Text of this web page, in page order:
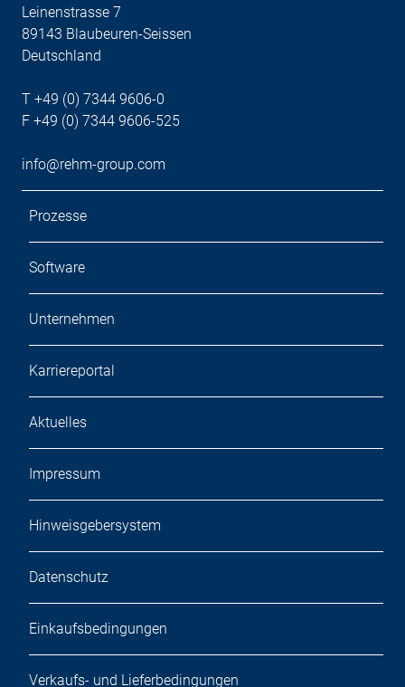
Leinenstrasse 7
89143 Blaubeuren-Seissen
Deutschland
T +49 (0) 7344 9606-0
F +49 (0) 7344 9606-525
info@rehm-group.com
Prozesse
Software
Unternehmen
Karriereportal
Aktuelles
Impressum
Hinweisgebersystem
Datenschutz
Einkaufsbedingungen
Verkaufs- und Lieferbedingungen